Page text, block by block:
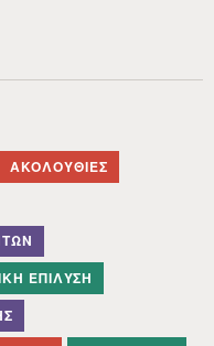
ΑΚΟΛΟΥΘΊΕΣ
ΕΠΊΛΥΣΗ